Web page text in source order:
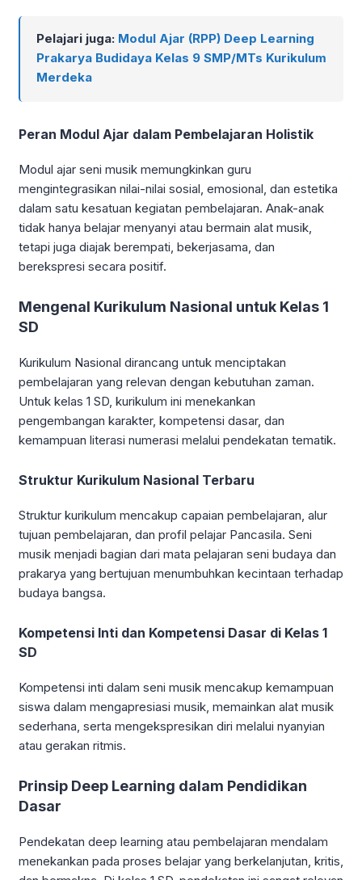
Pelajari juga: Modul Ajar (RPP) Deep Learning
Prakarya Budidaya Kelas 9 SMP/MTs Kurikulum
Merdeka
Peran Modul Ajar dalam Pembelajaran Holistik
Modul ajar seni musik memungkinkan guru
mengintegrasikan nilai-nilai sosial, emosional, dan estetika
dalam satu kesatuan kegiatan pembelajaran. Anak-anak
tidak hanya belajar menyanyi atau bermain alat musik,
tetapi juga diajak berempati, bekerjasama, dan
berekspresi secara positif.
Mengenal Kurikulum Nasional untuk Kelas 1
SD
Kurikulum Nasional dirancang untuk menciptakan
pembelajaran yang relevan dengan kebutuhan zaman.
Untuk kelas 1 SD, kurikulum ini menekankan
pengembangan karakter, kompetensi dasar, dan
kemampuan literasi numerasi melalui pendekatan tematik.
Struktur Kurikulum Nasional Terbaru
Struktur kurikulum mencakup capaian pembelajaran, alur
tujuan pembelajaran, dan profil pelajar Pancasila. Seni
musik menjadi bagian dari mata pelajaran seni budaya dan
prakarya yang bertujuan menumbuhkan kecintaan terhadap
budaya bangsa.
Kompetensi Inti dan Kompetensi Dasar di Kelas 1
SD
Kompetensi inti dalam seni musik mencakup kemampuan
siswa dalam mengapresiasi musik, memainkan alat musik
sederhana, serta mengekspresikan diri melalui nyanyian
atau gerakan ritmis.
Prinsip Deep Learning dalam Pendidikan
Dasar
Pendekatan deep learning atau pembelajaran mendalam
menekankan pada proses belajar yang berkelanjutan, kritis,